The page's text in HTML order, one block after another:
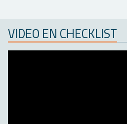
VIDEO EN CHECK­LIST